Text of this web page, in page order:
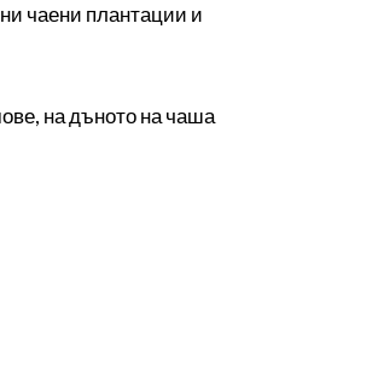
чаени плантации и
на дъното на чаша